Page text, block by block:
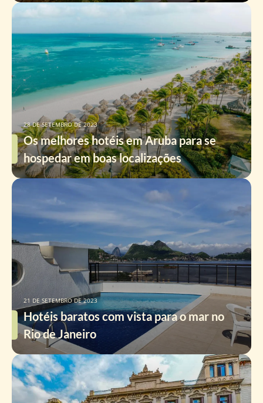
Os melhores hotéis em Aruba para se
hospedar em boas localizações
28 DE SETEMBRO DE 2023
Hotéis baratos com vista para o mar no
Rio de Janeiro
21 DE SETEMBRO DE 2023